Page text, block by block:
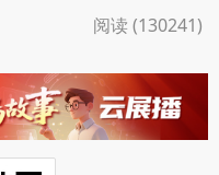
阅读 (130241)